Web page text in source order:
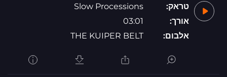
טראק:
Slow Processions
אורך:
03:01
אלבום:
THE KUIPER BELT